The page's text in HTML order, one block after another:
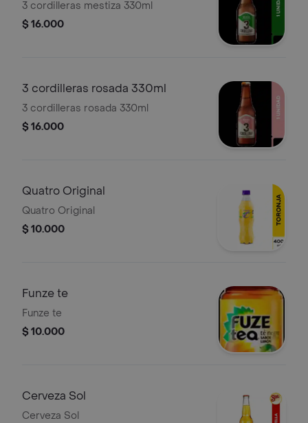
3 cordilleras mestiza 330ml
$ 16.000
3 cordilleras rosada 330ml
3 cordilleras rosada 330ml
$ 16.000
Quatro Original
Quatro Original
$ 10.000
Funze te
Funze te
$ 10.000
Cerveza Sol
Cerveza Sol